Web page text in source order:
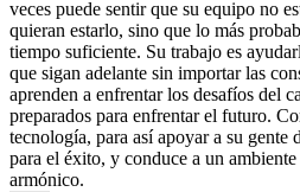
veces puede sentir que su equipo no
quieran estarlo, sino que lo más
tiempo suficiente. Su trabajo es
que sigan adelante sin importar las
aprenden a enfrentar los desafíos del
preparados para enfrentar el futuro.
tecnología, para así apoyar a su gente
para el éxito, y conduce a un
armónico.